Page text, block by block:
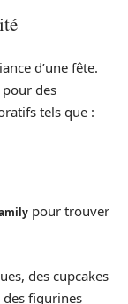
d’une fête.
des
tels que :
pour trouver
des cupcakes
des figurines